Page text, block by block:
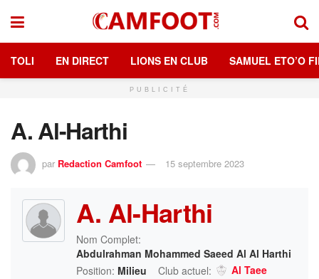
TOLI EN DIRECT LIONS EN CLUB SAMUEL ETO’O
PUBLICITÉ
A. Al-Harthi
par Redaction Camfoot 15 septembre 2023
A. Al-Harthi
Nom Complet:
Abdulrahman Mohammed Saeed Al Al Harthi
Position: Milieu Club actuel:
Al Taee